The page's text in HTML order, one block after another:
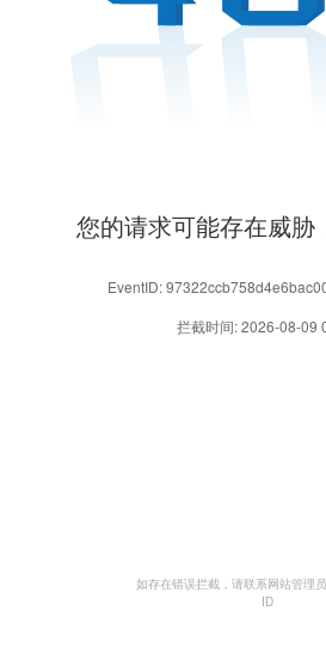
您的请求可能存在威胁
EventID:
拦截时间: 2026-08-09
如存在错误拦截，请联系网站管理
ID